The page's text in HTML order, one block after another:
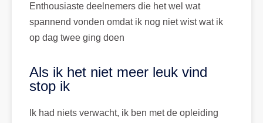
Enthousiaste deelnemers die het wel wat
spannend vonden omdat ik nog niet wist wat ik
op dag twee ging doen
Als ik het niet meer leuk vind
stop ik
Ik had niets verwacht, ik ben met de opleiding